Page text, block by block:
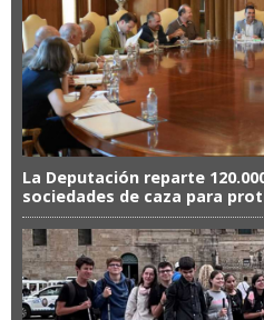
La Deputación reparte
sociedades de caza para